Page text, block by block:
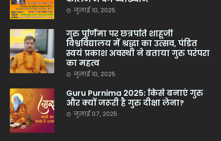
जुलाई 10, 2025
गुरु पूर्णिमा पर छत्रपति शाहूजी
विश्वविद्यालय में श्रद्धा का उत्सव, पंडित
स्वयं प्रकाश अवस्थी ने बताया गुरु परंपरा
का महत्व
जुलाई 10, 2025
Guru Purnima 2025: किसे बनाएं गुरु
और क्यों जरूरी है गुरु दीक्षा लेना?
जुलाई 07, 2025